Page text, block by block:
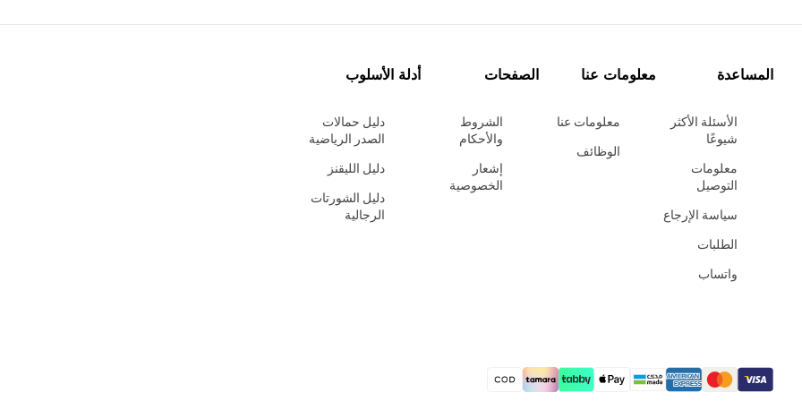
المساعدة
الأسئلة الأكثر
شيوعًا
معلومات
التوصيل
سياسة الإرجاع
الطلبات
واتساب
معلومات عنا
معلومات عنا
الوظائف
الصفحات
الشروط
والأحكام
إشعار
الخصوصية
أدلة الأسلوب
دليل حمالات
الصدر الرياضية
دليل الليقنز
دليل الشورتات
الرجالية